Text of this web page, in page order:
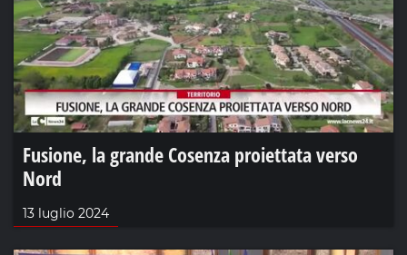
Fusione, la grande Cosenza proiettata verso
Nord
13 luglio 2024